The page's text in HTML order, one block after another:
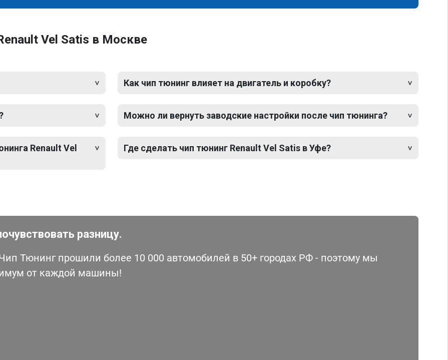
Vel Satis в Москве
Renault Vel
Как чип тюнинг влияет на двигатель и коробку?
Можно ли вернуть заводские настройки после чип тюнинга?
Где сделать чип тюнинг Renault Vel Satis в Уфе?
разницу.
Тюнинг прошили более 10 000 автомобилей в 50+ городах РФ - поэтому мы
от каждой машины!